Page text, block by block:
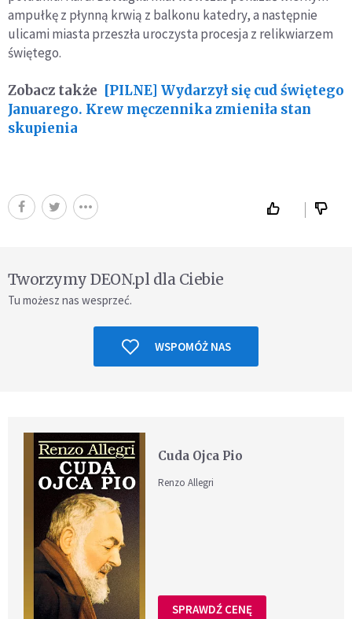
ampułkę z płynną krwią z balkonu katedry, a następnie
ulicami miasta przeszła uroczysta procesja z relikwiarzem
świętego.
Zobacz także [PILNE] Wydarzył się cud świętego
Januarego. Krew męczennika zmieniła stan
skupienia
Tworzymy DEON.pl dla Ciebie
Tu możesz nas wesprzeć.
WSPOMÓŻ NAS
Cuda Ojca Pio
Renzo Allegri
SPRAWDŹ CENĘ